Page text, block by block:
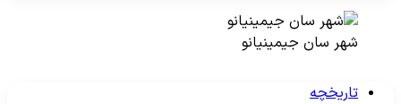
شهر سان جیمینیانو
تاریخچه